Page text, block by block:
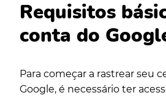
Requisitos
conta do
Para começar a rastrear seu
Google, é necessário ter